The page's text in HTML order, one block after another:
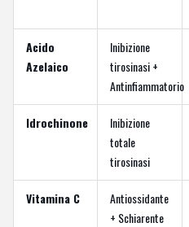
Acido
Azelaico
Inibizione
tirosinasi +
Antinfiammatorio
Idrochinone
Inibizione
totale
tirosinasi
Vitamina C
Antiossidante
+ Schiarente